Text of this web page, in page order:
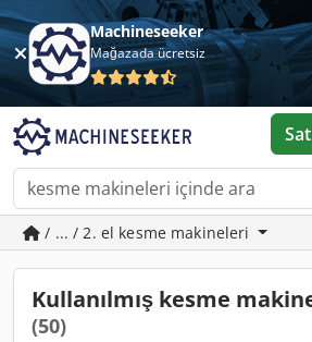
Machineseeker
Mağazada ücretsiz
/ ... / 2. el kesme makineleri
Kullanılmış kesme
(50)